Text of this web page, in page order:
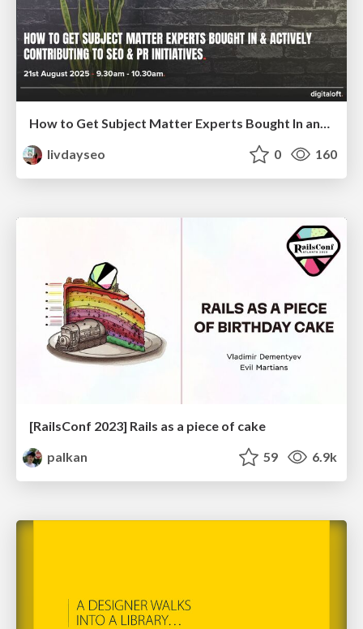
How to Get Subject Matter Experts Bought In and Actively Contributing to SEO & PR Initiatives.
livdayseo
0 160
[RailsConf 2023] Rails as a piece of cake
palkan
59 6.9k